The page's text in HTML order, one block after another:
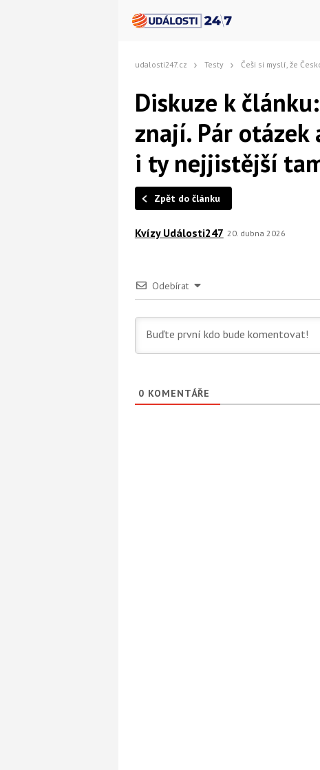
udalosti247.cz Testy Češi si myslí, že Česko znají. Pár otázek ale
Diskuze k
znají. Pár
i ty nejjistější
Zpět do článku
Kvízy Události247 20. dubna 2026
Odebírat
0 KOMENTÁŘE